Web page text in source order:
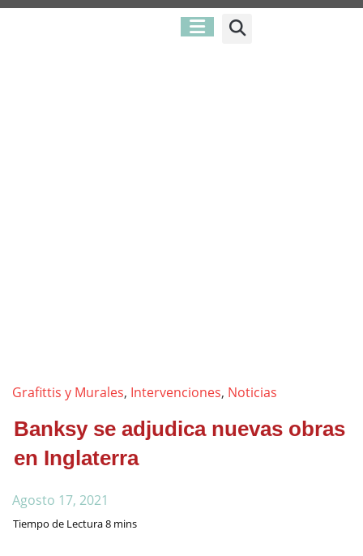
Grafittis y Murales, Intervenciones, Noticias
Banksy se adjudica nuevas obras
en Inglaterra
Agosto 17, 2021